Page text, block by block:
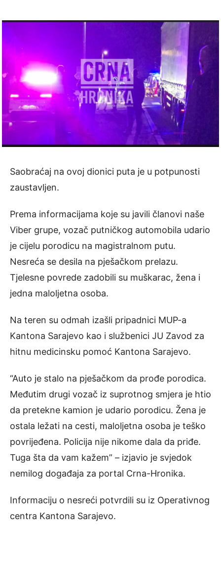
Saobraćaj na ovoj dionici puta je u potpunosti
zaustavljen.
Prema informacijama koje su javili članovi naše
Viber grupe, vozač putničkog automobila udario
je cijelu porodicu na magistralnom putu.
Nesreća se desila na pješačkom prelazu.
Tjelesne povrede zadobili su muškarac, žena i
jedna maloljetna osoba.
Na teren su odmah izašli pripadnici MUP-a
Kantona Sarajevo kao i službenici JU Zavod za
hitnu medicinsku pomoć Kantona Sarajevo.
“Auto je stalo na pješačkom da prođe porodica.
Međutim drugi vozač iz suprotnog smjera je htio
da pretekne kamion je udario porodicu. Žena je
ostala ležati na cesti, maloljetna osoba je teško
povrijeđena. Policija nije nikome dala da priđe.
Tuga šta da vam kažem” – izjavio je svjedok
nemilog događaja za portal Crna-Hronika.
Informaciju o nesreći potvrdili su iz Operativnog
centra Kantona Sarajevo.